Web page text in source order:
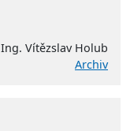
Ing. Vítězslav Holub
Archiv